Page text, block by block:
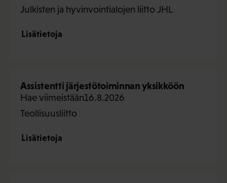
Julkisten ja hyvinvointialojen liitto JHL
Lisätietoja
Assistentti järjestötoiminnan yksikköön
Hae viimeistään16.8.2026
Teollisuusliitto
Lisätietoja